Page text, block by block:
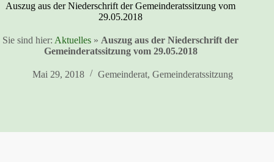
Auszug aus der Niederschrift der Gemeinderatssitzung vom
29.05.2018
Sie sind hier: Aktuelles » Auszug aus der Niederschrift der
Gemeinderatssitzung vom 29.05.2018
Mai 29, 2018 Gemeinderat,Gemeinderatssitzung